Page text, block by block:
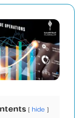
hide